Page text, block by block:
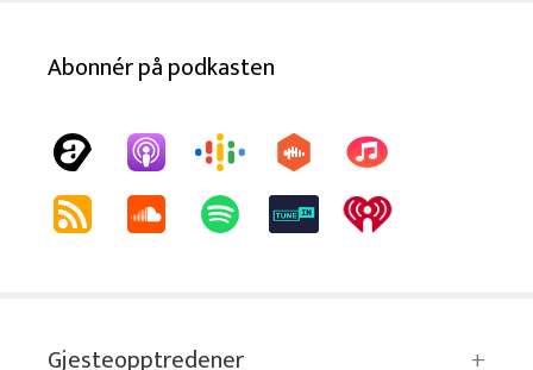
Abonnér på podkasten
Gjesteopptredener